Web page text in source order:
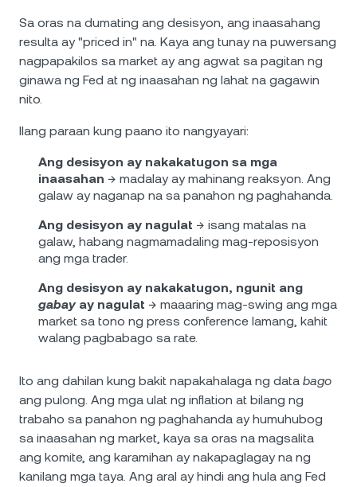
Sa oras na dumating ang desisyon, ang inaasahang
resulta ay "priced in" na. Kaya ang tunay na puwersang
nagpapakilos sa market ay ang agwat sa pagitan ng
ginawa ng Fed at ng inaasahan ng lahat na gagawin
nito.
Ilang paraan kung paano ito nangyayari:
Ang desisyon ay nakakatugon sa mga
inaasahan → madalay ay mahinang reaksyon. Ang
galaw ay naganap na sa panahon ng paghahanda.
Ang desisyon ay nagulat → isang matalas na
galaw, habang nagmamadaling mag-reposisyon
ang mga trader.
Ang desisyon ay nakakatugon, ngunit ang
gabayay nagulat → maaaring mag-swing ang mga
market sa tono ng press conference lamang, kahit
walang pagbabago sa rate.
Ito ang dahilan kung bakit napakahalaga ng data bago
ang pulong. Ang mga ulat ng inflation at bilang ng
trabaho sa panahon ng paghahanda ay humuhubog
sa inaasahan ng market, kaya sa oras na magsalita
ang komite, ang karamihan ay nakapaglagay na ng
kanilang mga taya. Ang aral ay hindi ang hula ang Fed